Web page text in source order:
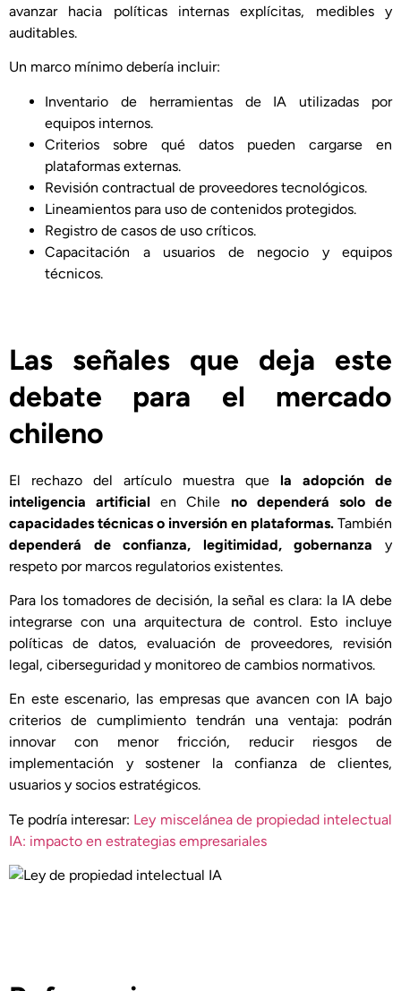
avanzar hacia políticas internas explícitas, medibles y
auditables.
Un marco mínimo debería incluir:
Inventario de herramientas de IA utilizadas por
equipos internos.
Criterios sobre qué datos pueden cargarse en
plataformas externas.
Revisión contractual de proveedores tecnológicos.
Lineamientos para uso de contenidos protegidos.
Registro de casos de uso críticos.
Capacitación a usuarios de negocio y equipos
técnicos.
Las señales que deja este
debate para el mercado
chileno
El rechazo del artículo muestra que la adopción de
inteligencia artificial en Chile no dependerá solo de
capacidades técnicas o inversión en plataformas. También
dependerá de confianza, legitimidad, gobernanza y
respeto por marcos regulatorios existentes.
Para los tomadores de decisión, la señal es clara: la IA debe
integrarse con una arquitectura de control. Esto incluye
políticas de datos, evaluación de proveedores, revisión
legal, ciberseguridad y monitoreo de cambios normativos.
En este escenario, las empresas que avancen con IA bajo
criterios de cumplimiento tendrán una ventaja: podrán
innovar con menor fricción, reducir riesgos de
implementación y sostener la confianza de clientes,
usuarios y socios estratégicos.
Te podría interesar: Ley miscelánea de propiedad intelectual
IA: impacto en estrategias empresariales